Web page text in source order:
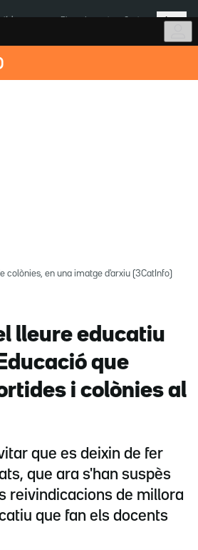
Més
colònies, en una imatge d'arxiu (3CatInfo)
lleure educatiu
que
i colònies al
que es deixin de fer
que ara s'han suspès
reivindicacions de millora
que fan els docents